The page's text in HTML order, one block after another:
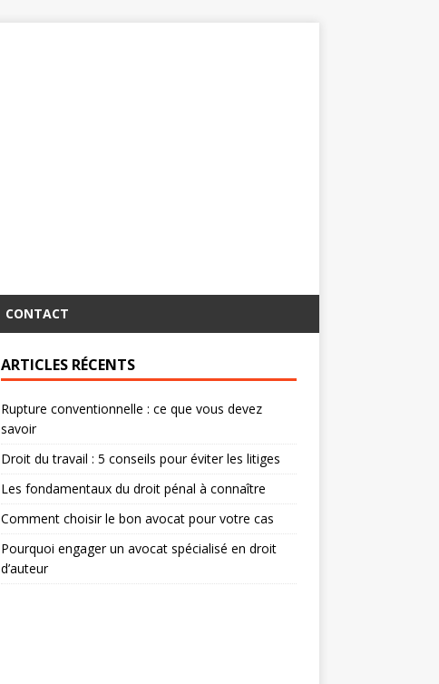
CONTACT
ARTICLES RÉCENTS
Rupture conventionnelle : ce que vous devez
savoir
Droit du travail : 5 conseils pour éviter les litiges
Les fondamentaux du droit pénal à connaître
Comment choisir le bon avocat pour votre cas
Pourquoi engager un avocat spécialisé en droit
d’auteur